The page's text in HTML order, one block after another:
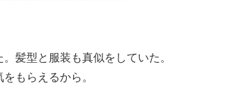
髪型と服装も真似をしていた。
もらえるから。